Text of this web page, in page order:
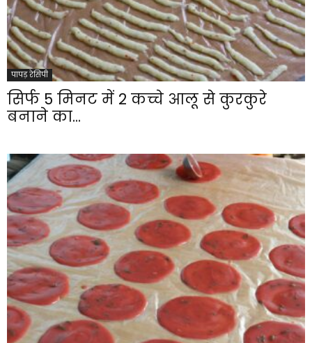
पापड़ रेसिपी
सिर्फ 5 मिनट में 2 कच्चे आलू से कुरकुरे
बनाने का...